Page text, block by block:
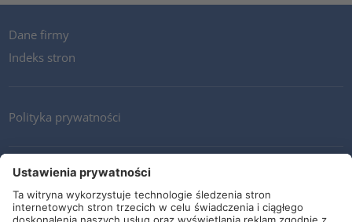
Dane firmy
Indeks stron
Polityka prywatności
Kontakt